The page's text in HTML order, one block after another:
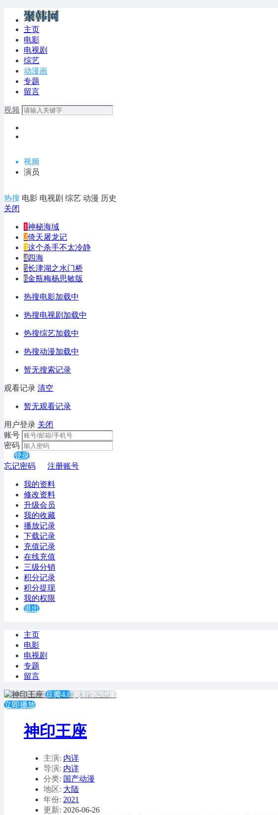
主页
电影
电视剧
综艺
动漫画
专题
留言
视频
视频
演员
热搜 电影 电视剧 综艺 动漫 历史
关闭
1神秘海域
2倚天屠龙记
3这个杀手不太冷静
4四海
5长津湖之水门桥
6金瓶梅杨思敏版
热搜电影加载中
热搜电视剧加载中
热搜综艺加载中
热搜动漫加载中
暂无搜索记录
观看记录 清空
暂无观看记录
用户登录 关闭
账号
密码
登录
忘记密码
注册账号
我的资料
修改资料
升级会员
我的收藏
播放记录
下载记录
充值记录
在线充值
三级分销
积分记录
积分提现
我的权限
退出
主页
电影
电视剧
专题
留言
豆瓣4.8 更新第209集
立即播放
神印王座
主演: 内详
导演: 内详
分类: 国产动漫
地区: 大陆
年份: 2021
更新: 2026-06-26